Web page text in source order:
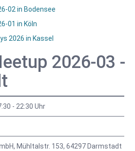
02 in Bodensee
01 in Köln
2026 in Kassel
2026-03 -
- 22:30 Uhr
Mühltalstr. 153, 64297 Darmstadt